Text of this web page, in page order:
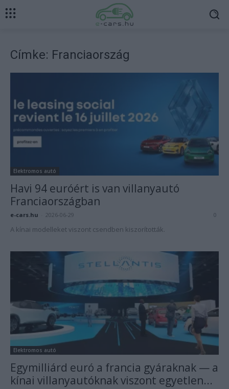
Címke: Franciaország
Elektromos autó
Havi 94 euróért is van villanyautó
Franciaországban
e-cars.hu 2026-06-29 0
A kínai modelleket viszont csendben kiszorították.
Elektromos autó
Egymilliárd euró a francia gyáraknak — a
kínai villanyautóknak viszont egyetlen...